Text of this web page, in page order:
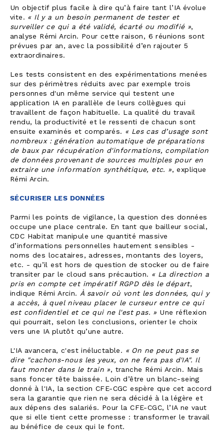
Un objectif plus facile à dire qu’à faire tant l’IA évolue
vite. « Il y a un besoin permanent de tester et
surveiller ce qui a été validé, écarté ou modifié »,
analyse Rémi Arcin. Pour cette raison, 6 réunions sont
prévues par an, avec la possibilité d’en rajouter 5
extraordinaires.
Les tests consistent en des expérimentations menées
sur des périmètres réduits avec par exemple trois
personnes d'un même service qui testent une
application IA en parallèle de leurs collègues qui
travaillent de façon habituelle. La qualité du travail
rendu, la productivité et le ressenti de chacun sont
ensuite examinés et comparés. « Les cas d’usage sont
nombreux : génération automatique de préparations
de baux par récupération d'informations, compilation
de données provenant de sources multiples pour en
extraire une information synthétique, etc. », explique
Rémi Arcin.
SÉCURISER LES DONNÉES
Parmi les points de vigilance, la question des données
occupe une place centrale. En tant que bailleur social,
CDC Habitat manipule une quantité massive
d’informations personnelles hautement sensibles -
noms des locataires, adresses, montants des loyers,
etc. - qu’il est hors de question de stocker ou de faire
transiter par le cloud sans précaution. « La direction a
pris en compte cet impératif RGPD dès le départ,
indique Rémi Arcin. À savoir où vont les données, qui y
a accès, à quel niveau placer le curseur entre ce qui
est confidentiel et ce qui ne l'est pas. » Une réflexion
qui pourrait, selon les conclusions, orienter le choix
vers une IA plutôt qu’une autre.
L'IA avancera, c'est inéluctable. « On ne peut pas se
dire "cachons-nous les yeux, on ne fera pas d'IA". Il
faut monter dans le train », tranche Rémi Arcin. Mais
sans foncer tête baissée. Loin d’être un blanc-seing
donné à l'IA, la section CFE-CGC espère que cet accord
sera la garantie que rien ne sera décidé à la légère et
aux dépens des salariés. Pour la CFE-CGC, l’IA ne vaut
que si elle tient cette promesse : transformer le travail
au bénéfice de ceux qui le font.